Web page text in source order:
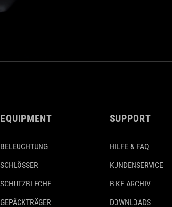
EQUIPMENT
BELEUCHTUNG
SCHLÖSSER
SCHUTZBLECHE
GEPÄCKTRÄGER
SUPPORT
HILFE & FAQ
KUNDENSERVICE
BIKE ARCHIV
DOWNLOADS